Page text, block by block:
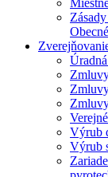
Výrub
Výrub